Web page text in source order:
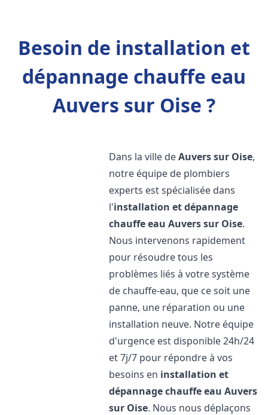
Besoin de installation et
dépannage chauffe eau
Auvers sur Oise ?
Dans la ville deAuvers sur Oise,
notre équipe de plombiers
experts est spécialisée dans
l'installation et dépannage
chauffe eau Auvers sur Oise.
Nous intervenons rapidement
pour résoudre tous les
problèmes liés à votre système
de chauffe-eau, que ce soit une
panne, une réparation ou une
installation neuve. Notre équipe
d'urgence est disponible 24h/24
et 7j/7 pour répondre à vos
besoins en installation et
dépannage chauffe eau Auvers
sur Oise. Nous nous déplaçons